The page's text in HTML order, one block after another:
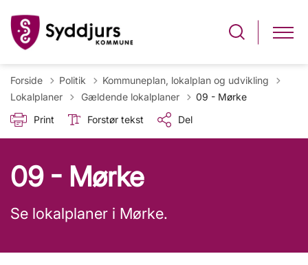
Forside Politik
Kommuneplan, lokalplan og udvikling
Lokalplaner
Tilbage til
Gældende lokalplaner
09 - Mørke
Print
Forstør tekst Del
09 - Mørke
Se lokalplaner i Mørke.